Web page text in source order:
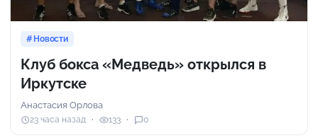
Новости
Клуб бокса «Медведь» открылся в
Иркутске
Анастасия Орлова
23 часа назад 133 0